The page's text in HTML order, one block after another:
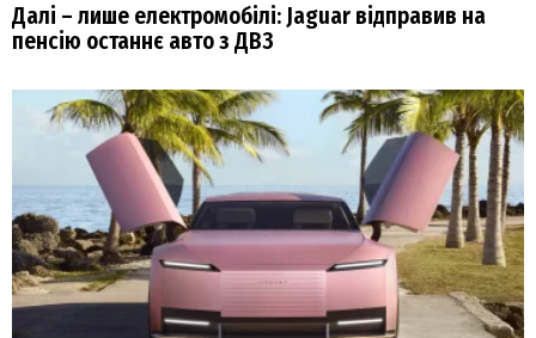
Далі – лише електромобілі: Jaguar відправив на
пенсію останнє авто з ДВЗ